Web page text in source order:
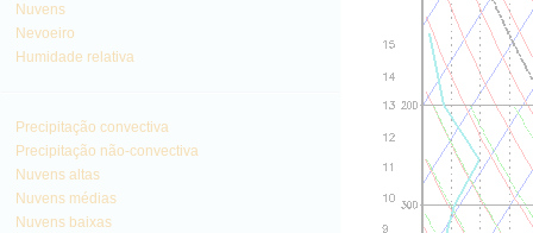
Nuvens
Nevoeiro
Humidade relativa
Precipitação convectiva
Precipitação não-convectiva
Nuvens altas
Nuvens médias
Nuvens baixas